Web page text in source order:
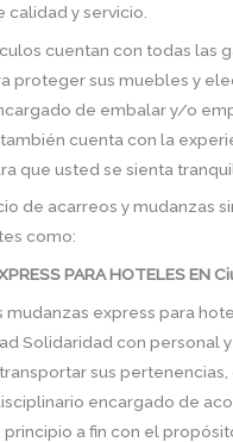
calidad y servicio.
cuentan con todas las
proteger sus muebles y
de embalar y/o
cuenta con la
que usted se sienta
de acarreos y mudanzas
como:
PARA HOTELES EN
express para
Solidaridad con personal
sus
encargado de
principio a fin con el